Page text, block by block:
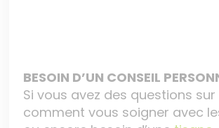
BESOIN D’UN CONSEIL
Si vous avez des questions sur
comment vous soigner avec